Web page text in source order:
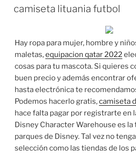
camiseta lituania futbol
Hay ropa para mujer, hombre y
maletas,equipacion qatar 2022
cosas para tu mascota. Si quieres
buen precio y además encontrar
hasta electrónica te
Podemos hacerlo gratis,camiseta
hace falta pagar por registrarte en
Disney Character Warehouse es
parques de Disney. Tal vez no
selección como las tiendas de los